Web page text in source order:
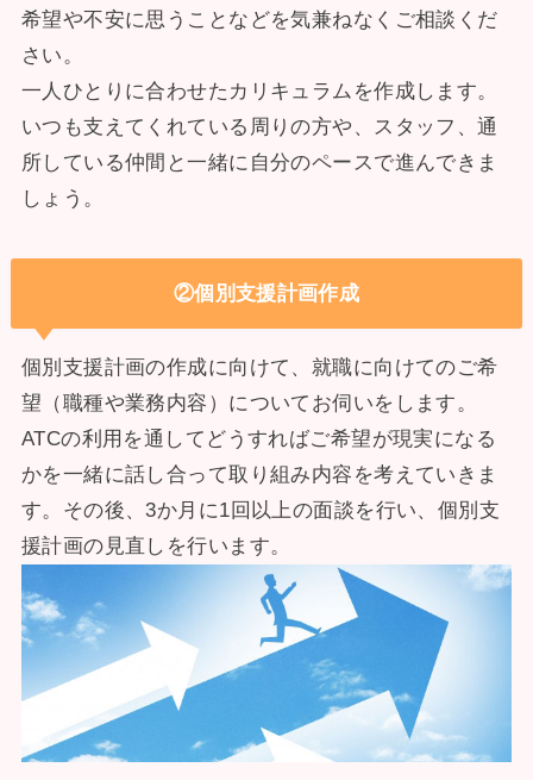
希望や不安に思うことなどを気兼ねなくご相談くだ
さい。
一人ひとりに合わせたカリキュラムを作成します。
いつも支えてくれている周りの方や、スタッフ、通
所している仲間と一緒に自分のペースで進んできま
しょう。
②個別支援計画作成
個別支援計画の作成に向けて、就職に向けてのご希
望（職種や業務内容）についてお伺いをします。
ATCの利用を通してどうすればご希望が現実になる
かを一緒に話し合って取り組み内容を考えていきま
す。その後、3か月に1回以上の面談を行い、個別支
援計画の見直しを行います。